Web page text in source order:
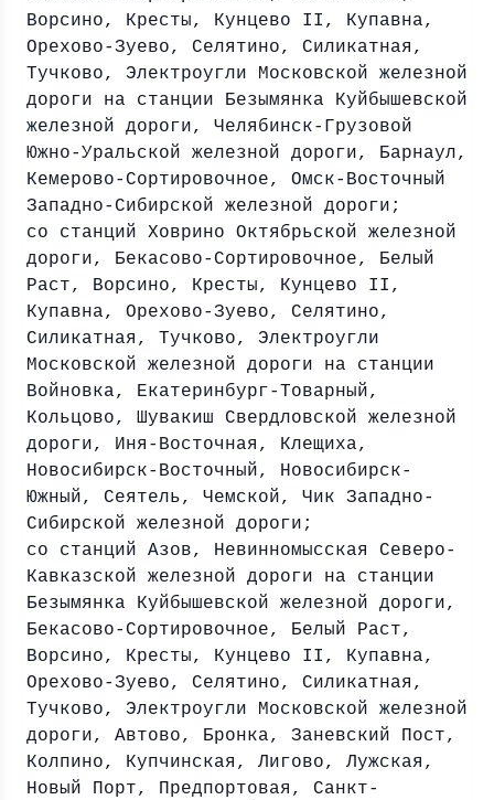
Ворсино, Кресты, Кунцево II, Купавна,
Орехово-Зуево, Селятино, Силикатная,
Тучково, Электроугли Московской железной
дороги на станции Безымянка Куйбышевской
железной дороги, Челябинск-Грузовой
Южно-Уральской железной дороги, Барнаул,
Кемерово-Сортировочное, Омск-Восточный
Западно-Сибирской железной дороги;
со станций Ховрино Октябрьской железной
дороги, Бекасово-Сортировочное, Белый
Раст, Ворсино, Кресты, Кунцево II,
Купавна, Орехово-Зуево, Селятино,
Силикатная, Тучково, Электроугли
Московской железной дороги на станции
Войновка, Екатеринбург-Товарный,
Кольцово, Шувакиш Свердловской железной
дороги, Иня-Восточная, Клещиха,
Новосибирск-Восточный, Новосибирск-
Южный, Сеятель, Чемской, Чик Западно-
Сибирской железной дороги;
со станций Азов, Невинномысская Северо-
Кавказской железной дороги на станции
Безымянка Куйбышевской железной дороги,
Бекасово-Сортировочное, Белый Раст,
Ворсино, Кресты, Кунцево II, Купавна,
Орехово-Зуево, Селятино, Силикатная,
Тучково, Электроугли Московской железной
дороги, Автово, Бронка, Заневский Пост,
Колпино, Купчинская, Лигово, Лужская,
Новый Порт, Предпортовая, Санкт-